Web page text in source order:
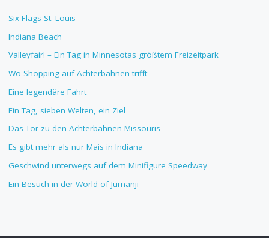
Six Flags St. Louis
Indiana Beach
Valleyfair! – Ein Tag in Minnesotas größtem Freizeitpark
Wo Shopping auf Achterbahnen trifft
Eine legendäre Fahrt
Ein Tag, sieben Welten, ein Ziel
Das Tor zu den Achterbahnen Missouris
Es gibt mehr als nur Mais in Indiana
Geschwind unterwegs auf dem Minifigure Speedway
Ein Besuch in der World of Jumanji